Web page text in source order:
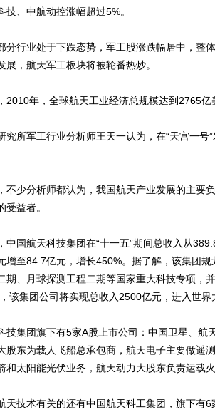
技、中航动控涨幅超过5%。
行业处于下跌态势，军工股涨跌幅居中，整
展，航天军工板块将被轮番热炒。
年，全球航天工业经济总规模达到2765亿
所军工行业分析师王天一认为，在“天宫一号”
少分析师都认为，我国航天产业发展的主要
受益者。
国航天科技集团在“十一五”期间总收入从
增至84.7亿元，增长450%。据了解，该集团规
期、月球探测工程二期等国家重大科技专项，
该集团公司将实现总收入2500亿元，进入世界
集团旗下有5家A股上市公司：中国卫星、航
股东为载人飞船总承包商，航天电子主要做遥
和太阳能光伏业务，航天动力大股东负责运载
技术有关的还有中国航天科工集团，旗下有6